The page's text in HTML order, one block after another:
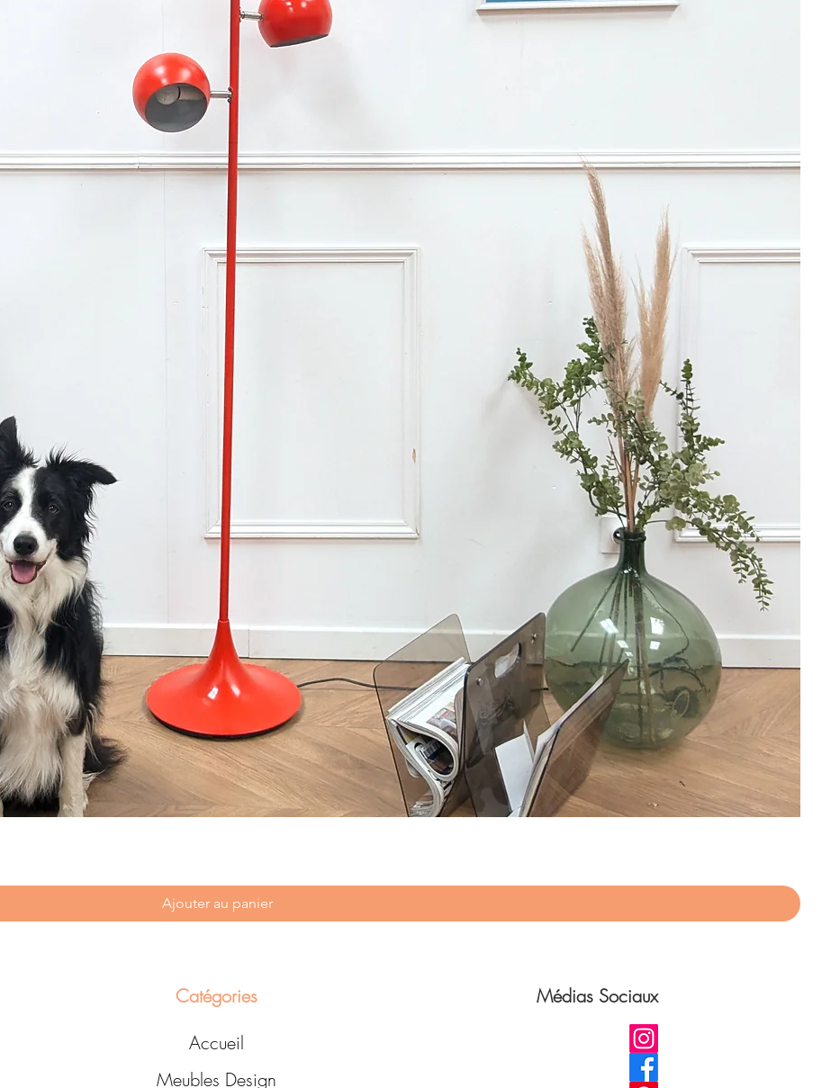
Ajouter au panier
Catégories
Accueil
Meubles Design
Médias Sociaux